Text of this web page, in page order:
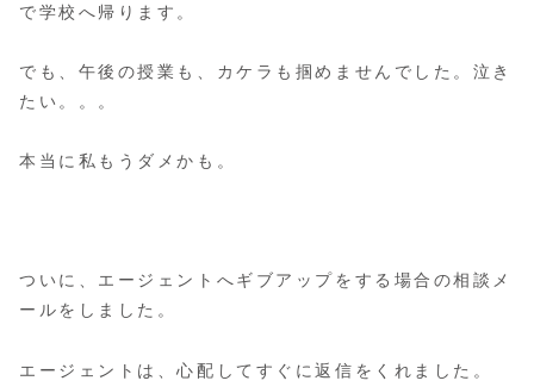
で学校へ帰ります。
でも、午後の授業も、カケラも掴めませんでした。泣き
たい。。。
本当に私もうダメかも。
ついに、エージェントへギブアップをする場合の相談メ
ールをしました。
エージェントは、心配してすぐに返信をくれました。